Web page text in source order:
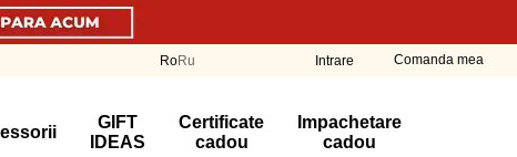
RoRu Intrare Comanda mea
GIFT
IDEAS
Certificate
cadou
Impachetare
cadou